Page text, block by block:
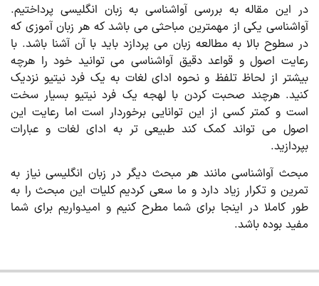
این مقاله به بررسی آواشناسی به زبان انگلیسی پرداختیم.
یکی از مهمترین مباحثی می باشد که هر زبان آموزی که
سطوح بالا به مطالعه زبان می پردازد باید با آن آشنا باشد. با
اصول و قواعد دقیق آواشناسی می توانید خود را هرچه
از لحاظ تلفظ و نحوه ادای لغات به یک فرد نیتیو نزدیک
هرچند صحبت کردن با لهجه یک فرد نیتیو بسیار سخت
و کمتر کسی از این توانایی برخوردار است اما رعایت این
می تواند کمک کند طبیعی تر به ادای لغات و عبارات
آواشناسی مانند هر مبحث دیگر در زبان انگلیسی نیاز به
و تکرار زیاد دارد و ما سعی کردیم کلیات این مبحث را به
کاملا در اینجا برای شما مطرح کنیم و امیدواریم برای شما
بوده باشد.